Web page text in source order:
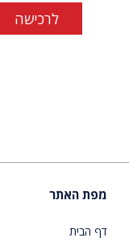
לרכישה
מפת האתר
דף הבית